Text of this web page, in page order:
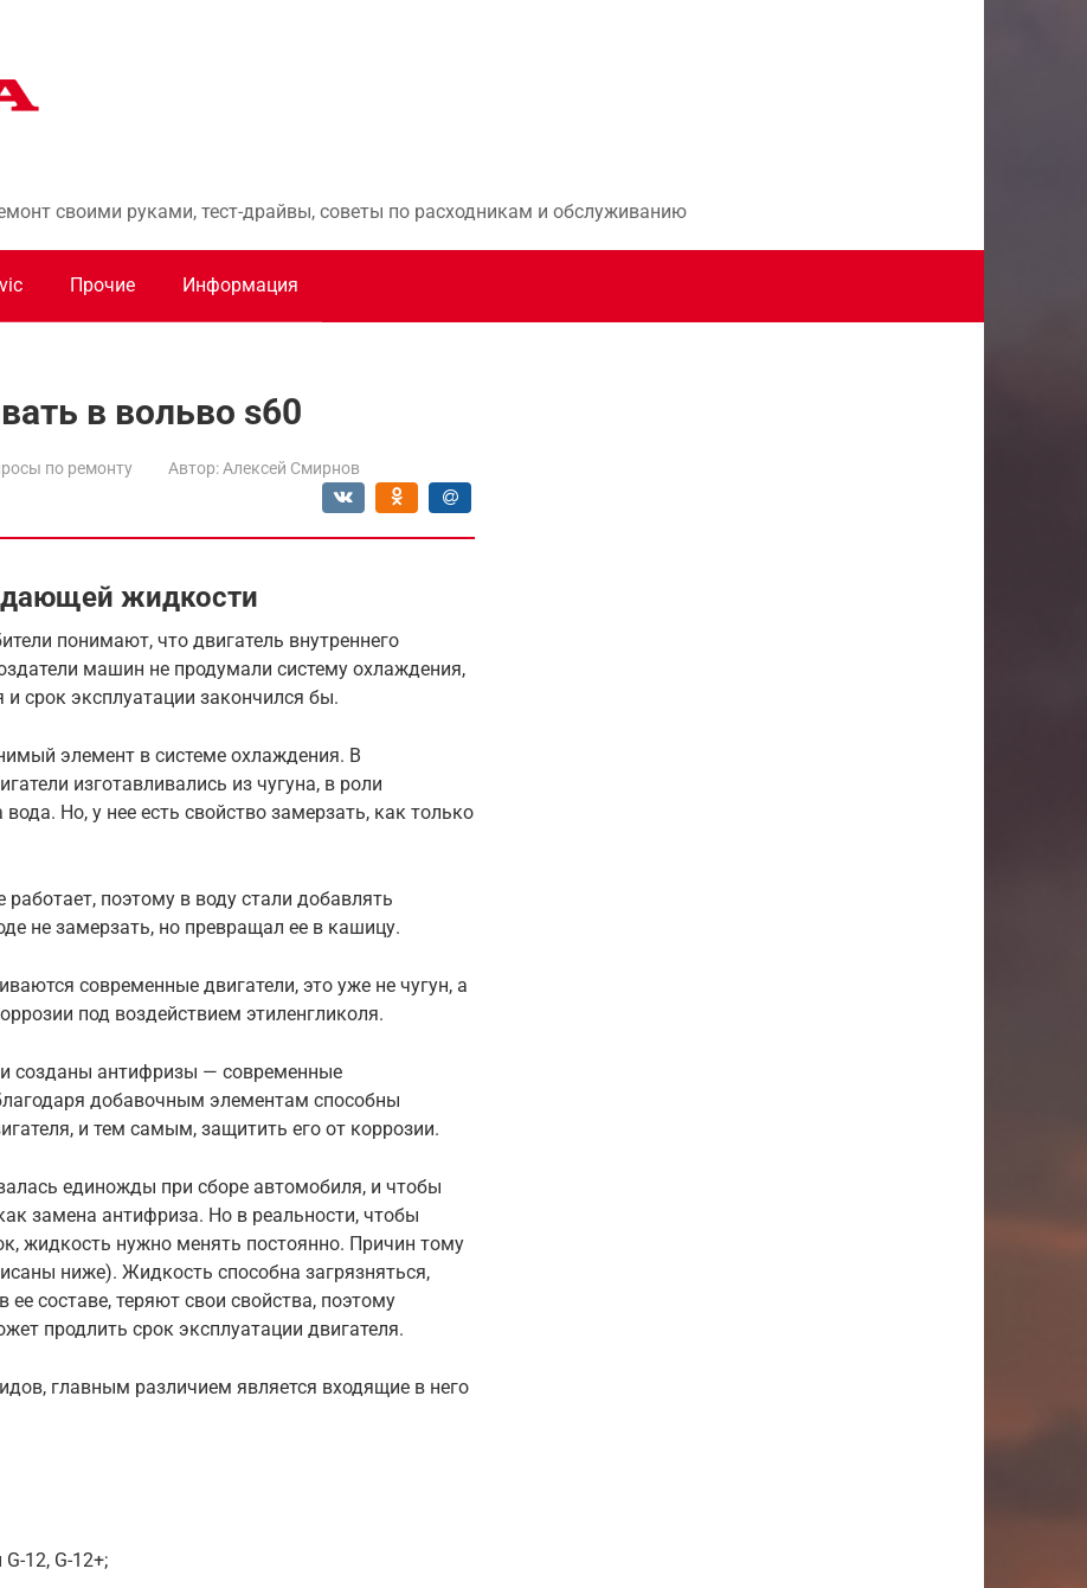
своими руками, тест-драйвы, советы по расходникам и обслуживанию
Прочие Информация
в вольво s60
по ремонту Автор: Алексей Смирнов
жидкости
понимают, что двигатель внутреннего
машин не продумали систему охлаждения,
и срок эксплуатации закончился бы.
элемент в системе охлаждения. В
изготавливались из чугуна, в роли
Но, у нее есть свойство замерзать, как только
поэтому в воду стали добавлять
не замерзать, но превращал ее в кашицу.
современные двигатели, это уже не чугун, а
под воздействием этиленгликоля.
созданы антифризы — современные
добавочным элементам способны
и тем самым, защитить его от коррозии.
единожды при сборе автомобиля, и чтобы
замена антифриза. Но в реальности, чтобы
жидкость нужно менять постоянно. Причин тому
ниже). Жидкость способна загрязняться,
составе, теряют свои свойства, поэтому
продлить срок эксплуатации двигателя.
главным различием является входящие в него
12, G-12+;